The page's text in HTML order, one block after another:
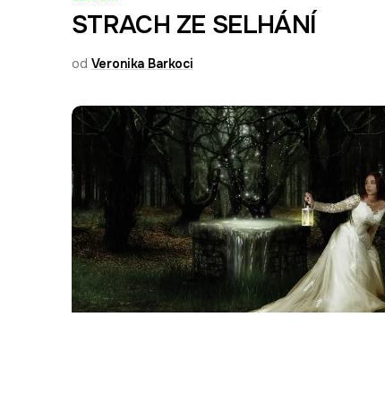
STRACH ZE SELHÁNÍ
od Veronika Barkoci